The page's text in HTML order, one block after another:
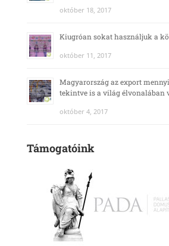
október 18, 2017
Kiugróan sokat használjuk a
október 11, 2017
Magyarország az export
tekintve is a világ élvonalában
október 4, 2017
Támogatóink